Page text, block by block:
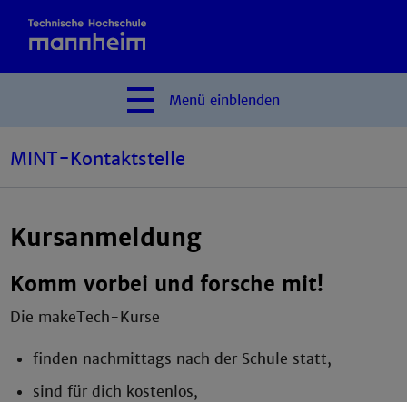
Menü einblenden
MINT-Kontaktstelle
Kursanmeldung
Komm vorbei und forsche mit!
Die makeTech-Kurse
finden nachmittags nach der Schule statt,
sind für dich kostenlos,